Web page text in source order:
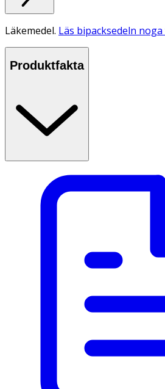
Läkemedel. Läs bipacksedeln
Produktfakta